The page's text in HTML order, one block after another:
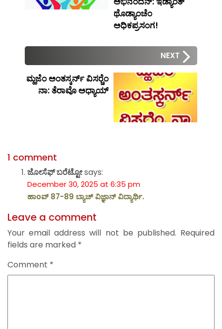
ಥೊಡ್ಯಾಂಚೆಂ
ಅಧಿಕಪ್ರಸಂಗ!
NEXT
ಮ್ಹಜೆಂ ಅಂತಸ್ಕರ್ನ್ ವಿಸರ್‍ಚೆಂ
ನಾ: ತೆರಾವೊ ಅಧ್ಯಾಯ್
1 comment
ಜೋಸೆಫ್ ಬರೆಟ್ಟೋsays:
December 30, 2025 at 6:35 pm
ಹಾoವ್ 87-89 ಬ್ಯಾಚ್ ವಿಜ್ಞಾನ್ ವಿದ್ಯಾರ್ಥಿ.
Leave a comment
Your email address will not be published. Required
fields are marked *
Comment *